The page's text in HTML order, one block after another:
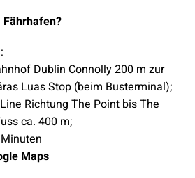
Dublin Connolly 200 m zur
Luas Stop (beim Busterminal);
Richtung The Point bis The
ca. 400 m;
Maps